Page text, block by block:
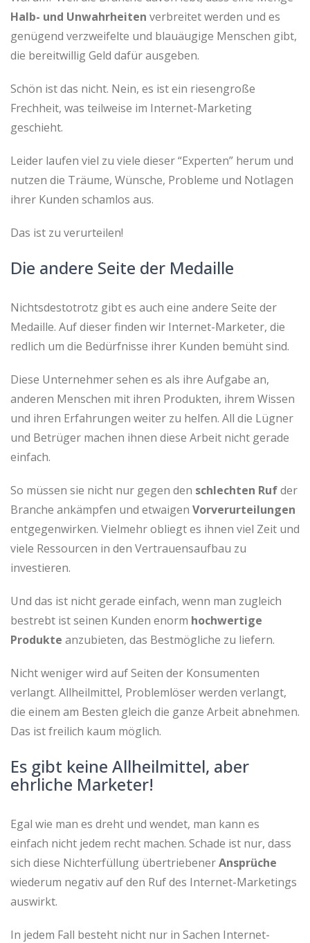
Halb- und Unwahrheiten verbreitet werden und es
genügend verzweifelte und blauäugige Menschen gibt,
die bereitwillig Geld dafür ausgeben.
Schön ist das nicht. Nein, es ist ein riesengroße
Frechheit, was teilweise im Internet-Marketing
geschieht.
Leider laufen viel zu viele dieser “Experten” herum und
nutzen die Träume, Wünsche, Probleme und Notlagen
ihrer Kunden schamlos aus.
Das ist zu verurteilen!
Die andere Seite der Medaille
Nichtsdestotrotz gibt es auch eine andere Seite der
Medaille. Auf dieser finden wir Internet-Marketer, die
redlich um die Bedürfnisse ihrer Kunden bemüht sind.
Diese Unternehmer sehen es als ihre Aufgabe an,
anderen Menschen mit ihren Produkten, ihrem Wissen
und ihren Erfahrungen weiter zu helfen. All die Lügner
und Betrüger machen ihnen diese Arbeit nicht gerade
einfach.
So müssen sie nicht nur gegen den schlechten Rufder
Branche ankämpfen und etwaigen Vorverurteilungen
entgegenwirken. Vielmehr obliegt es ihnen viel Zeit und
viele Ressourcen in den Vertrauensaufbau zu
investieren.
Und das ist nicht gerade einfach, wenn man zugleich
bestrebt ist seinen Kunden enorm hochwertige
Produkte anzubieten, das Bestmögliche zu liefern.
Nicht weniger wird auf Seiten der Konsumenten
verlangt. Allheilmittel, Problemlöser werden verlangt,
die einem am Besten gleich die ganze Arbeit abnehmen.
Das ist freilich kaum möglich.
Es gibt keine Allheilmittel, aber
ehrliche Marketer!
Egal wie man es dreht und wendet, man kann es
einfach nicht jedem recht machen. Schade ist nur, dass
sich diese Nichterfüllung übertriebenerAnsprüche
wiederum negativ auf den Ruf des Internet-Marketings
auswirkt.
In jedem Fall besteht nicht nur in Sachen Internet-